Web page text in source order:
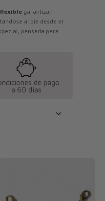
garantizan
al pie desde el
pensada para
de pago
a 60 días